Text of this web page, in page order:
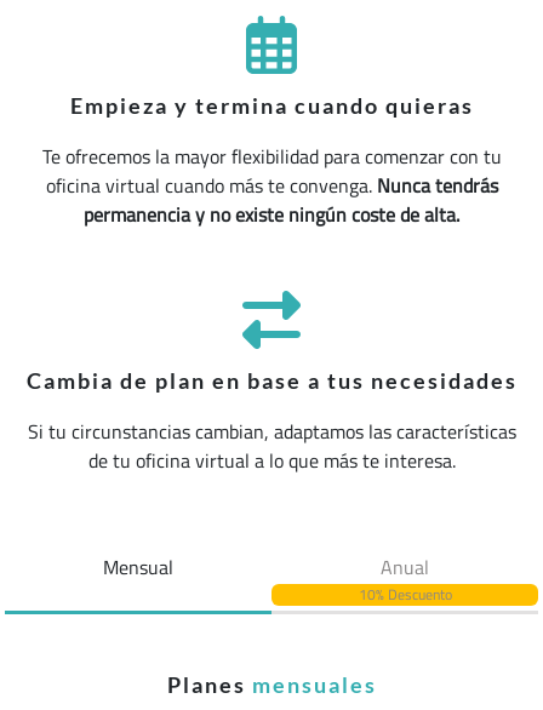
Empieza y termina cuando quieras
Te ofrecemos la mayor flexibilidad para comenzar con tu
oficina virtual cuando más te convenga.Nunca tendrás
permanencia y no existe ningún coste de alta.
Cambia de plan en base a tus necesidades
Si tu circunstancias cambian, adaptamos las características
de tu oficina virtual a lo que más te interesa.
Mensual Anual
10% Descuento
Planes mensuales